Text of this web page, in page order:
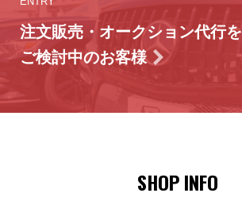
注文販売・オークション代行を
ご検討中のお客様
SHOP INFO